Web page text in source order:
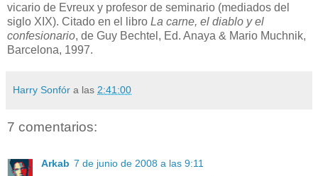
vicario de Evreux y profesor de seminario (mediados del
siglo XIX). Citado en el libro La carne, el diablo y el
confesionario, de Guy Bechtel, Ed. Anaya & Mario Muchnik,
Barcelona, 1997.
Harry Sonfór a las 2:41:00
7 comentarios:
Arkab 7 de junio de 2008 a las 9:11